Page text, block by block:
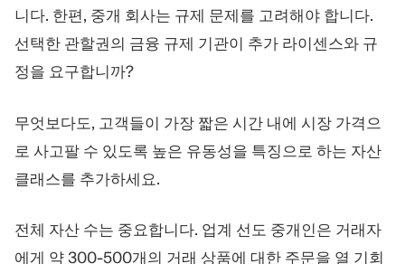
니다. 한편, 중개 회사는 규제 문제를 고려해야 합니다.
선택한 관할권의 금융 규제 기관이 추가 라이센스와 규
정을 요구합니까?
무엇보다도, 고객들이 가장 짧은 시간 내에 시장 가격으
로 사고팔 수 있도록 높은 유동성을 특징으로 하는 자산
클래스를 추가하세요.
전체 자산 수는 중요합니다. 업계 선도 중개인은 거래자
에게 약 300-500개의 거래 상품에 대한 주문을 열 기회